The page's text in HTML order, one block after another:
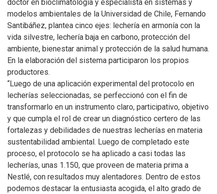
doctor en bioclimatología y especialista en sistemas y
modelos ambientales de la Universidad de Chile, Fernando
Santibáñez, plantea cinco ejes: lechería en armonía con la
vida silvestre, lechería baja en carbono, protección del
ambiente, bienestar animal y protección de la salud humana.
En la elaboración del sistema participaron los propios
productores.
“Luego de una aplicación experimental del protocolo en
lecherías seleccionadas, se perfeccionó con el fin de
transformarlo en un instrumento claro, participativo, objetivo
y que cumpla el rol de crear un diagnóstico certero de las
fortalezas y debilidades de nuestras lecherías en materia
sustentabilidad ambiental. Luego de completado este
proceso, el protocolo se ha aplicado a casi todas las
lecherías, unas 1.150, que proveen de materia prima a
Nestlé, con resultados muy alentadores. Dentro de estos
podemos destacar la entusiasta acogida, el alto grado de